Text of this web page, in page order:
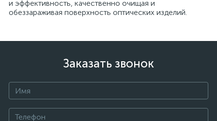
и эффективность, качественно очищая и
обеззараживая поверхность оптических изделий.
Заказать звонок